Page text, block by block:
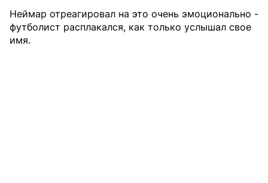
Неймар отреагировал на это очень эмоционально -
футболист расплакался, как только услышал свое
имя.